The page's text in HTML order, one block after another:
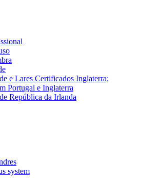
e Lares Certificados Inglaterra;
Portugal e Inglaterra
República da Irlanda
system